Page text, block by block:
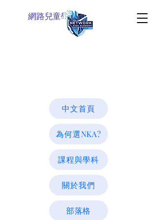
網路兒童學院
中文首頁
為何選NKA?
課程與學科
關於我們
部落格